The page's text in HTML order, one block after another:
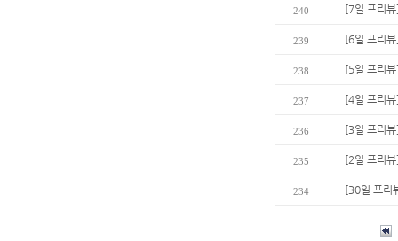
240 [7일 프리
239 [6일 프리
238 [5일 프리
237 [4일 프리
236 [3일 프리
235 [2일 프리
234 [30일 프리